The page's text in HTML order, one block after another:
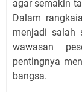
agar semakin
Dalam
menjadi salah
wawasan
pentingnya
bangsa.